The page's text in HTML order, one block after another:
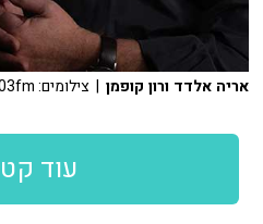
אריה אלדד ורון קופמן | צילומים: 103fm
עוד